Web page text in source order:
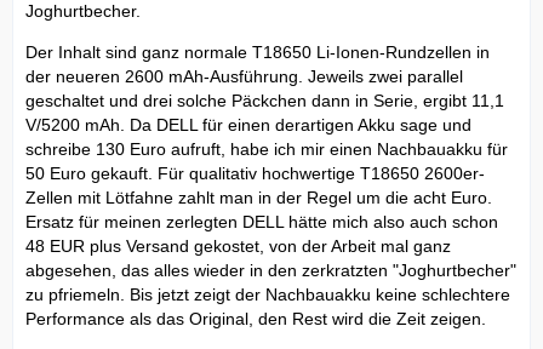
Joghurtbecher.
Der Inhalt sind ganz normale T18650 Li-Ionen-Rundzellen in
der neueren 2600 mAh-Ausführung. Jeweils zwei parallel
geschaltet und drei solche Päckchen dann in Serie, ergibt 11,1
V/5200 mAh. Da DELL für einen derartigen Akku sage und
schreibe 130 Euro aufruft, habe ich mir einen Nachbauakku für
50 Euro gekauft. Für qualitativ hochwertige T18650 2600er-
Zellen mit Lötfahne zahlt man in der Regel um die acht Euro.
Ersatz für meinen zerlegten DELL hätte mich also auch schon
48 EUR plus Versand gekostet, von der Arbeit mal ganz
abgesehen, das alles wieder in den zerkratzten "Joghurtbecher"
zu pfriemeln. Bis jetzt zeigt der Nachbauakku keine schlechtere
Performance als das Original, den Rest wird die Zeit zeigen.